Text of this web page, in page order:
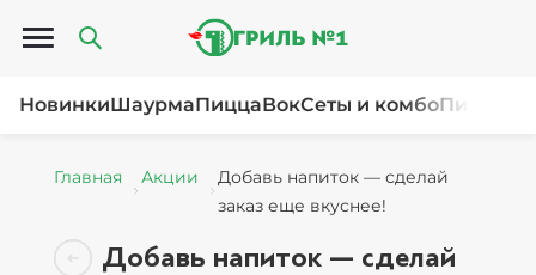
Открыть меню
НовинкиШаурмаПиццаВокСеты и комбоПироги
Главная Акции
Добавь напиток — сделай
заказ еще вкуснее!
Добавь напиток — сделай